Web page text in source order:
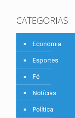
CATEGORIAS
Economia
Esportes
Fé
Notícias
Política